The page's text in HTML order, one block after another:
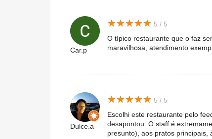
Car.p
★★★★★
★★★★★ 5 / 5
O típico restaurante que o faz
maravilhosa, atendimento
Dulce.a
★★★★★
★★★★★ 5 / 5
Escolhi este restaurante pelo
desapontou. O staff é
presunto), aos pratos principais,